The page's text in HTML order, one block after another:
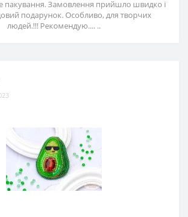
пакування. Замовлення прийшло швидко і
подарунок. Особливо, для творчих
людей.!!! Рекомендую.... ..